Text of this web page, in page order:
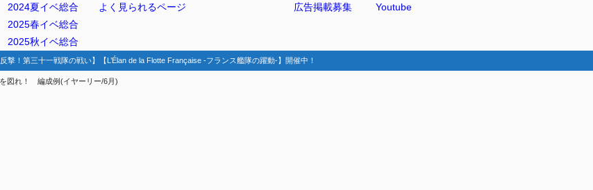
2024夏イベ総合
2025春イベ総合
2025秋イベ総合
よく見られるページ
広告掲載募集
Youtube
撃！第三十一戦隊の戦い】【L’Élan de la Flotte Française -フランス艦隊の躍動-】開催中！
図れ！ 編成例(イヤーリー/6月)